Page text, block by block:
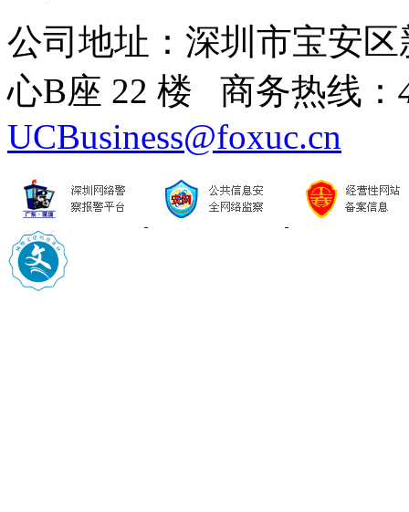
公司地址：深圳市宝安
心B座 22 楼 商务热线：
UCBusiness@foxuc.cn